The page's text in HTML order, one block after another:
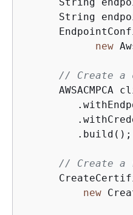
String
new
// Create a
AWSACMPCA
         .build();
// Create a
new